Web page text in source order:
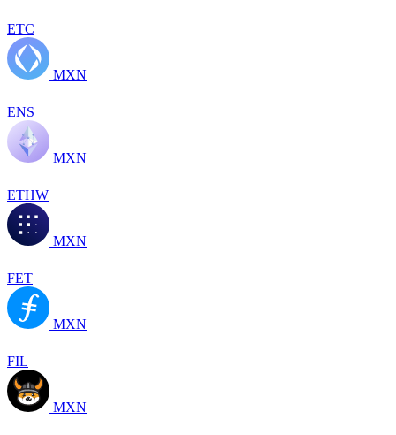
ETC
MXN
ENS
MXN
ETHW
MXN
FET
MXN
FIL
MXN